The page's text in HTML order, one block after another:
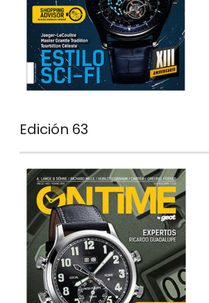
Edición 63